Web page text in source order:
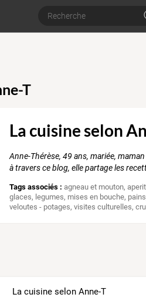
T
La cuisine selon
Anne-Thérèse, 49 ans, mariée,
à travers ce blog, elle partage les
Tags associés : agneau et mouton,
glaces, legumes, mises en bouche, pains
veloutes - potages,visites culturelles,
La cuisine selon Anne-T